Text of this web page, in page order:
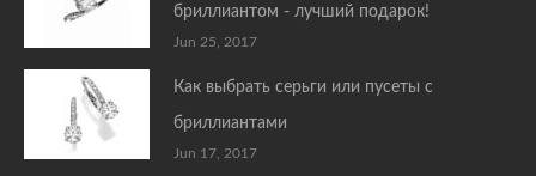
бриллиантом - лучший подарок!
Jun 25, 2017
Как выбрать серьги или пусеты с
бриллиантами
Jun 17, 2017